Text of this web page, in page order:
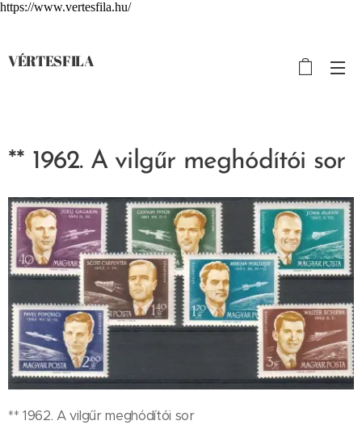
https://www.vertesfila.hu/
VÉRTESFILA
** 1962. A vilgűr meghódítói sor
** 1962. A vilgűr meghódítói sor